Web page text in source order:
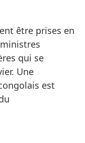
être prises en
qui se
Une
est